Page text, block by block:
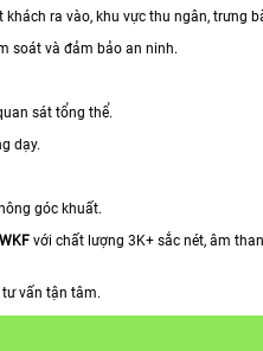
ra vào, khu vực thu ngân, trưng
soát và đảm bảo an ninh.
sát tổng thể.
dạy.
góc khuất.
với chất lượng 3K+ sắc nét, âm
tư vấn tận tâm.